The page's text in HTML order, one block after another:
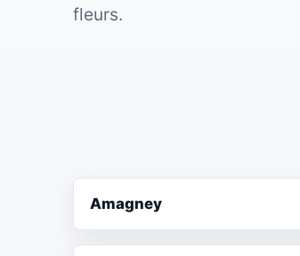
fleurs.
Amagney